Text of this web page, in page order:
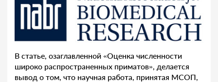
В статье, озаглавленной «Оценка численности
широко распространенных приматов», делается
вывод о том, что научная работа, принятая МСОП,